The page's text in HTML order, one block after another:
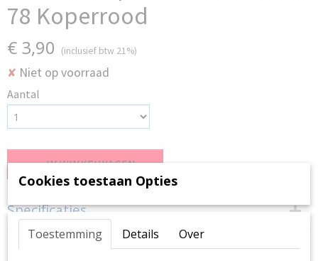
78 Koperrood
€ 3,90 (inclusief btw 21%)
✘ Niet op voorraad
Aantal
IN WINKELWAGEN
Specificaties
EAN code
4015000230902
Omschrijving
Cookies toestaan Opties
Toestemming Details Over